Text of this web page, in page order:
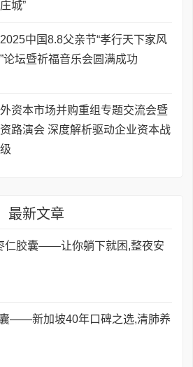
城”
中国8.8父亲节“孝行天下家风
论坛暨祈福音乐会圆满成功
资本市场并购重组专题交流会暨
路演会 深度解析驱动企业资本战
最新文章
仁胶囊——让你躺下就困,整夜安
——新加坡40年口碑之选,清肺养